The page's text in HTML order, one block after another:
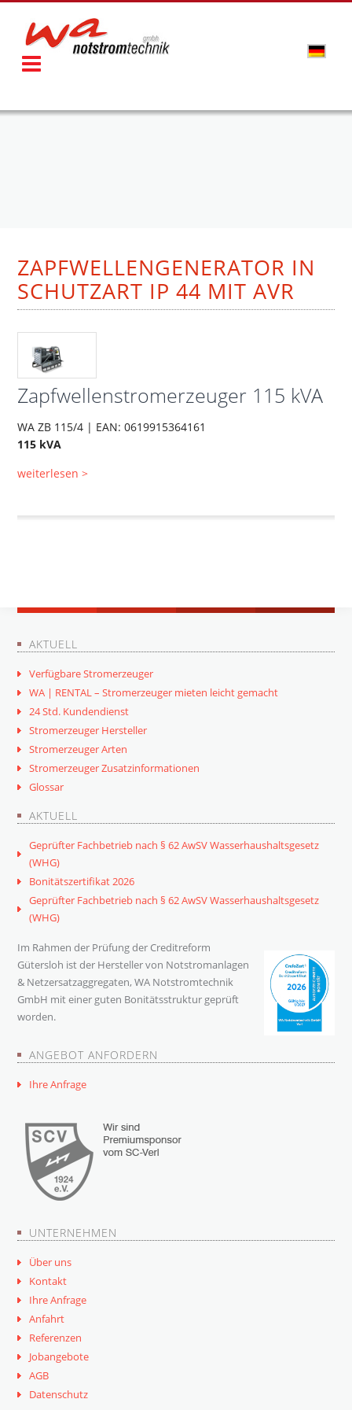
ZAPFWELLENGENERATOR IN
SCHUTZART IP 44 MIT AVR
Zapfwellenstromerzeuger 115 kVA
WA ZB 115/4 | EAN: 0619915364161
115 kVA
weiterlesen >
AKTUELL
Verfügbare Stromerzeuger
WA | RENTAL – Stromerzeuger mieten leicht gemacht
24 Std. Kundendienst
Stromerzeuger Hersteller
Stromerzeuger Arten
Stromerzeuger Zusatzinformationen
Glossar
AKTUELL
Geprüfter Fachbetrieb nach § 62 AwSV Wasserhaushaltsgesetz
(WHG)
Bonitätszertifikat 2026
Geprüfter Fachbetrieb nach § 62 AwSV Wasserhaushaltsgesetz
(WHG)
Im Rahmen der Prüfung der Creditreform
Gütersloh ist der Hersteller von Notstromanlagen
& Netzersatzaggregaten, WA Notstromtechnik
GmbH mit einer guten Bonitätsstruktur geprüft
worden.
ANGEBOT ANFORDERN
Ihre Anfrage
UNTERNEHMEN
Über uns
Kontakt
Ihre Anfrage
Anfahrt
Referenzen
Jobangebote
AGB
Datenschutz